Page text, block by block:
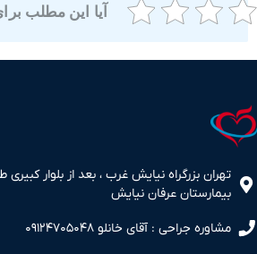
آیا این مطلب برای
بزرگراه نیایش غرب ، بعد از بلوار کبیری
عرفان نیایش
جراحی : آقای خانلو ۰۹۱۲۴۷۰۵۰۴۸